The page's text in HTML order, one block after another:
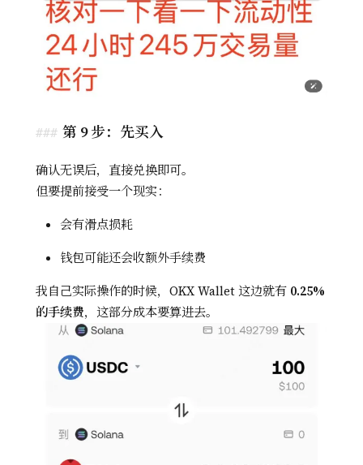
第 9 步：先买入
确认无误后，直接兑换即可。
但要提前接受一个现实：
会有滑点损耗
钱包可能还会收额外手续费
我自己实际操作的时候，OKX Wallet 这边就有 0.25%
的手续费，这部分成本要算进去。